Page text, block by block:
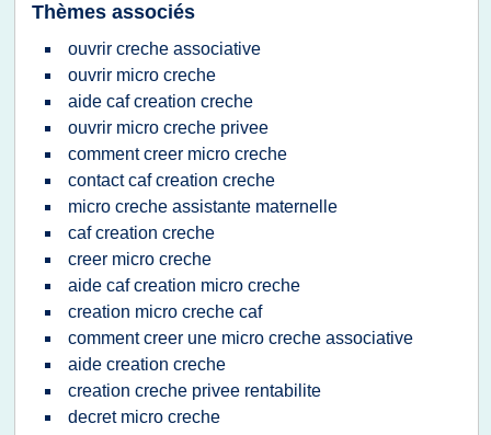
Thèmes associés
ouvrir creche associative
ouvrir micro creche
aide caf creation creche
ouvrir micro creche privee
comment creer micro creche
contact caf creation creche
micro creche assistante maternelle
caf creation creche
creer micro creche
aide caf creation micro creche
creation micro creche caf
comment creer une micro creche associative
aide creation creche
creation creche privee rentabilite
decret micro creche